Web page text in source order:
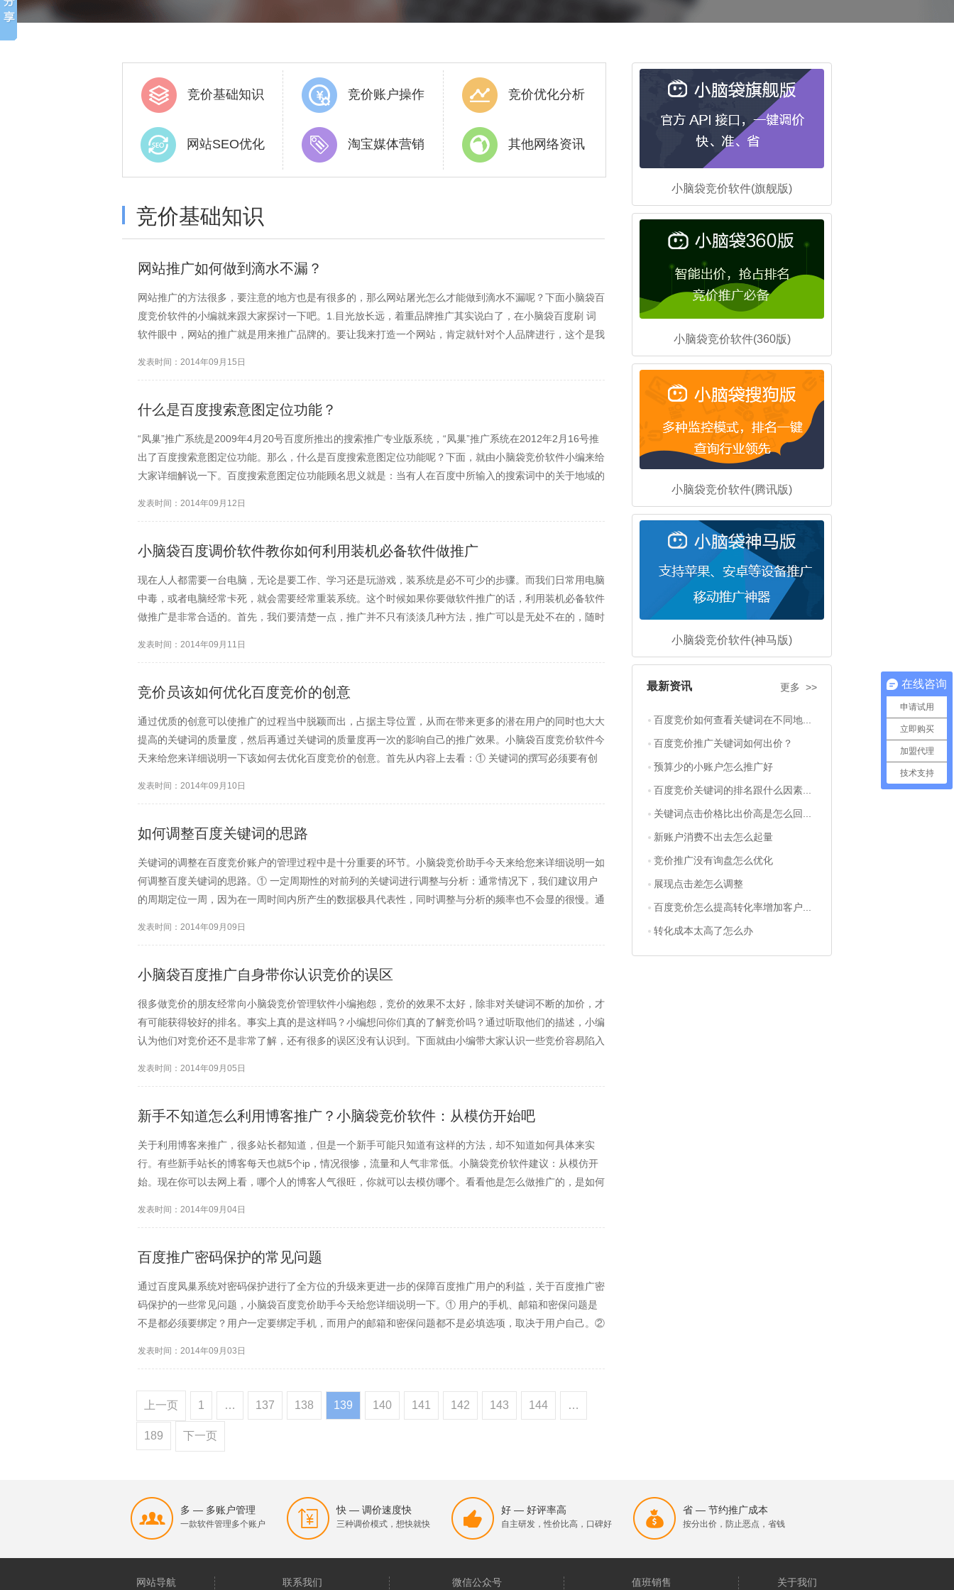
小脑袋竞价软件(旗舰版)
小脑袋竞价软件(360版)
小脑袋竞价软件(腾讯版)
小脑袋竞价软件(神马版)
最新资讯 更多 >>
百度竞价如何查看关键词在不同地...
百度竞价推广关键词如何出价？
预算少的小账户怎么推广好
百度竞价关键词的排名跟什么因素...
关键词点击价格比出价高是怎么回...
新账户消费不出去怎么起量
竞价推广没有询盘怎么优化
展现点击差怎么调整
百度竞价怎么提高转化率增加客户...
转化成本太高了怎么办
竞价基础知识 竞价账户操作 竞价优化分析
网站SEO优化 淘宝媒体营销 其他网络资讯
竞价基础知识
网站推广如何做到滴水不漏？
网站推广的方法很多，要注意的地方也是有很多的，那么网站屠光怎么才能做到滴水不漏呢？下面小脑袋百
度竞价软件的小编就来跟大家探讨一下吧。1.目光放长远，着重品牌推广其实说白了，在小脑袋百度刷 词
软件眼中，网站的推广就是用来推广品牌的。要让我来打造一个网站，肯定就针对个人品牌进行，这个是我
发表时间：2014年09月15日
什么是百度搜索意图定位功能？
“凤巢”推广系统是2009年4月20号百度所推出的搜索推广专业版系统，“凤巢”推广系统在2012年2月16号推
出了百度搜索意图定位功能。那么，什么是百度搜索意图定位功能呢？下面，就由小脑袋竞价软件小编来给
大家详细解说一下。百度搜索意图定位功能顾名思义就是：当有人在百度中所输入的搜索词中的关于地域的
发表时间：2014年09月12日
小脑袋百度调价软件教你如何利用装机必备软件做推广
现在人人都需要一台电脑，无论是要工作、学习还是玩游戏，装系统是必不可少的步骤。而我们日常用电脑
中毒，或者电脑经常卡死，就会需要经常重装系统。这个时候如果你要做软件推广的话，利用装机必备软件
做推广是非常合适的。首先，我们要清楚一点，推广并不只有淡淡几种方法，推广可以是无处不在的，随时
发表时间：2014年09月11日
竞价员该如何优化百度竞价的创意
通过优质的创意可以使推广的过程当中脱颖而出，占据主导位置，从而在带来更多的潜在用户的同时也大大
提高的关键词的质量度，然后再通过关键词的质量度再一次的影响自己的推广效果。小脑袋百度竞价软件今
天来给您来详细说明一下该如何去优化百度竞价的创意。首先从内容上去看：① 关键词的撰写必须要有创
发表时间：2014年09月10日
如何调整百度关键词的思路
关键词的调整在百度竞价账户的管理过程中是十分重要的环节。小脑袋竞价助手今天来给您来详细说明一如
何调整百度关键词的思路。① 一定周期性的对前列的关键词进行调整与分析：通常情况下，我们建议用户
的周期定位一周，因为在一周时间内所产生的数据极具代表性，同时调整与分析的频率也不会显的很慢。通
发表时间：2014年09月09日
小脑袋百度推广自身带你认识竞价的误区
很多做竞价的朋友经常向小脑袋竞价管理软件小编抱怨，竞价的效果不太好，除非对关键词不断的加价，才
有可能获得较好的排名。事实上真的是这样吗？小编想问你们真的了解竞价吗？通过听取他们的描述，小编
认为他们对竞价还不是非常了解，还有很多的误区没有认识到。下面就由小编带大家认识一些竞价容易陷入
发表时间：2014年09月05日
新手不知道怎么利用博客推广？小脑袋竞价软件：从模仿开始吧
关于利用博客来推广，很多站长都知道，但是一个新手可能只知道有这样的方法，却不知道如何具体来实
行。有些新手站长的博客每天也就5个ip，情况很惨，流量和人气非常低。小脑袋竞价软件建议：从模仿开
始。现在你可以去网上看，哪个人的博客人气很旺，你就可以去模仿哪个。看看他是怎么做推广的，是如何
发表时间：2014年09月04日
百度推广密码保护的常见问题
通过百度凤巢系统对密码保护进行了全方位的升级来更进一步的保障百度推广用户的利益，关于百度推广密
码保护的一些常见问题，小脑袋百度竞价助手今天给您详细说明一下。① 用户的手机、邮箱和密保问题是
不是都必须要绑定？用户一定要绑定手机，而用户的邮箱和密保问题都不是必填选项，取决于用户自己。②
发表时间：2014年09月03日
上一页 1 … 137 138 139 140 141 142 143 144 …
189 下一页
多 — 多账户管理
一款软件管理多个账户
快 — 调价速度快
三种调价模式，想快就快
好 — 好评率高
自主研发，性价比高，口碑好
省 — 节约推广成本
按分出价，防止恶点，省钱
网站导航 联系我们 微信公众号 值班销售 关于我们
在线咨询
申请试用
立即购买
加盟代理
技术支持